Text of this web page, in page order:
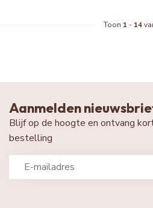
Toon 1 - 14
Aanmelden
Blijf op de hoogte en ontvang
bestelling